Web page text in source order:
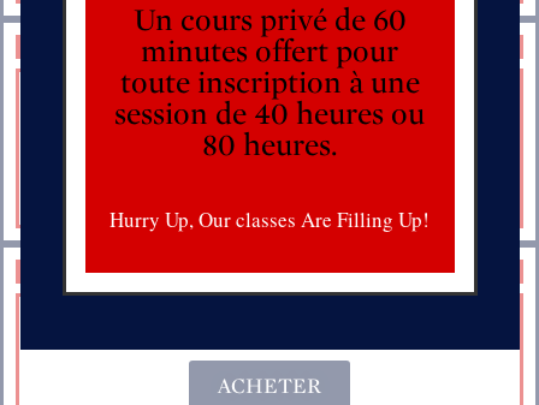
LE VOCABULAIRE ADMINISTRATIF
Enrichir ses connaissances en vocabulaire
administratif.
LA LANGUE CONSULAIRE 1
ACHETER
Un cours privé de 60
minutes offert pour
toute inscription à une
session de 40 heures ou
80 heures.
Hurry Up, Our classes Are Filling Up!